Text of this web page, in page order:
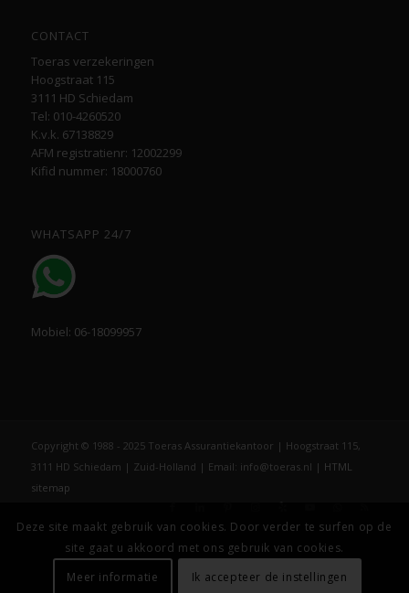
CONTACT
Toeras verzekeringen
Hoogstraat 115
3111 HD Schiedam
Tel: 010-4260520
K.v.k. 67138829
AFM registratienr: 12002299
Kifid nummer: 18000760
WHATSAPP 24/7
Mobiel: 06-18099957
Copyright © 1988 - 2025 Toeras Assurantiekantoor | Hoogstraat 115,
3111 HD Schiedam | Zuid-Holland | Email: info@toeras.nl | HTML
sitemap
Deze site maakt gebruik van cookies. Door verder te surfen op de
site gaat u akkoord met ons gebruik van cookies.
Meer informatie
Ik accepteer de instellingen